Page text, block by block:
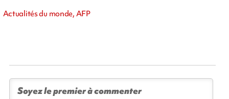
Actualités du monde, AFP